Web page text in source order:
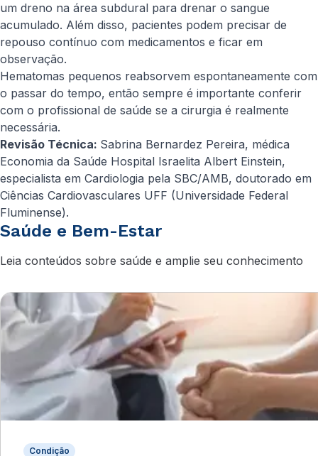
um dreno na área subdural para drenar o sangue
acumulado. Além disso, pacientes podem precisar de
repouso contínuo com medicamentos e ficar em
observação.
Hematomas pequenos reabsorvem espontaneamente com
o passar do tempo, então sempre é importante conferir
com o profissional de saúde se a cirurgia é realmente
necessária.
Revisão Técnica: Sabrina Bernardez Pereira, médica
Economia da Saúde Hospital Israelita Albert Einstein,
especialista em Cardiologia pela SBC/AMB, doutorado em
Ciências Cardiovasculares UFF (Universidade Federal
Fluminense).
Saúde e Bem-Estar
Leia conteúdos sobre saúde e amplie seu conhecimento
Condição